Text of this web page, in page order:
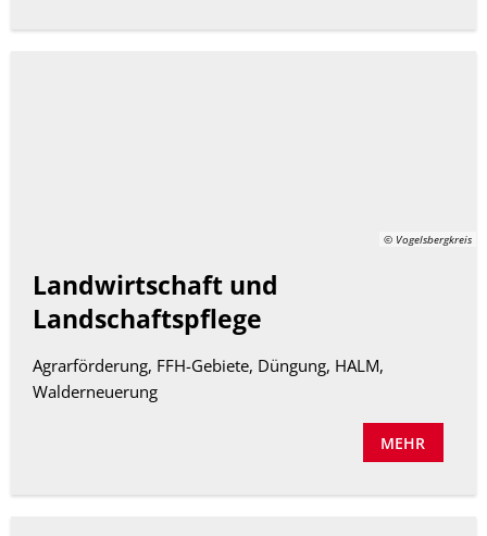
© Vogelsbergkreis
Landwirtschaft und
Landschaftspflege
Agrarförderung, FFH-Gebiete, Düngung, HALM,
Walderneuerung
MEHR